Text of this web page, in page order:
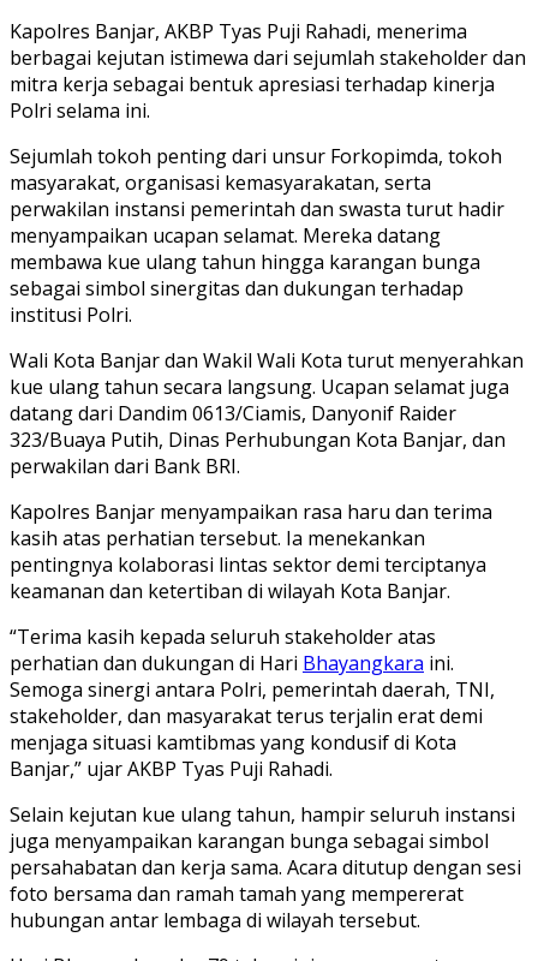
Kapolres Banjar, AKBP Tyas Puji Rahadi, menerima
berbagai kejutan istimewa dari sejumlah stakeholder dan
mitra kerja sebagai bentuk apresiasi terhadap kinerja
Polri selama ini.
Sejumlah tokoh penting dari unsur Forkopimda, tokoh
masyarakat, organisasi kemasyarakatan, serta
perwakilan instansi pemerintah dan swasta turut hadir
menyampaikan ucapan selamat. Mereka datang
membawa kue ulang tahun hingga karangan bunga
sebagai simbol sinergitas dan dukungan terhadap
institusi Polri.
Wali Kota Banjar dan Wakil Wali Kota turut menyerahkan
kue ulang tahun secara langsung. Ucapan selamat juga
datang dari Dandim 0613/Ciamis, Danyonif Raider
323/Buaya Putih, Dinas Perhubungan Kota Banjar, dan
perwakilan dari Bank BRI.
Kapolres Banjar menyampaikan rasa haru dan terima
kasih atas perhatian tersebut. Ia menekankan
pentingnya kolaborasi lintas sektor demi terciptanya
keamanan dan ketertiban di wilayah Kota Banjar.
“Terima kasih kepada seluruh stakeholder atas
perhatian dan dukungan di Hari Bhayangkara ini.
Semoga sinergi antara Polri, pemerintah daerah, TNI,
stakeholder, dan masyarakat terus terjalin erat demi
menjaga situasi kamtibmas yang kondusif di Kota
Banjar,” ujar AKBP Tyas Puji Rahadi.
Selain kejutan kue ulang tahun, hampir seluruh instansi
juga menyampaikan karangan bunga sebagai simbol
persahabatan dan kerja sama. Acara ditutup dengan sesi
foto bersama dan ramah tamah yang mempererat
hubungan antar lembaga di wilayah tersebut.